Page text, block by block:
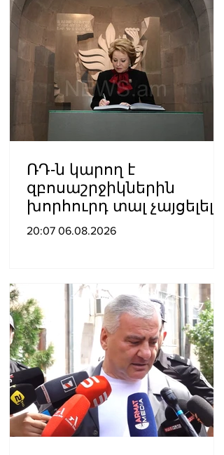
ՌԴ-ն կարող է
զբոսաշրջիկներին
խորհուրդ տալ չայցելել
Հայաստան՝
Մատվիենկո
20:07 06.08.2026